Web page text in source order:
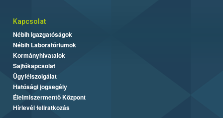
Kapcsolat
Nébih Igazgatóságok
Nébih Laboratóriumok
Kormányhivatalok
Sajtókapcsolat
Ügyfélszolgálat
Hatósági jogsegély
Élelmiszermentő Központ
Hírlevél feliratkozás